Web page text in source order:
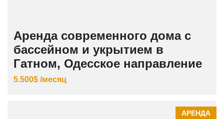
Аренда современного дома с
бассейном и укрытием в
Гатном, Одесское направление
5.500$ /месяц
АРЕНДА